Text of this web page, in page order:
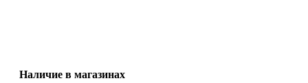
Наличие в магазинах